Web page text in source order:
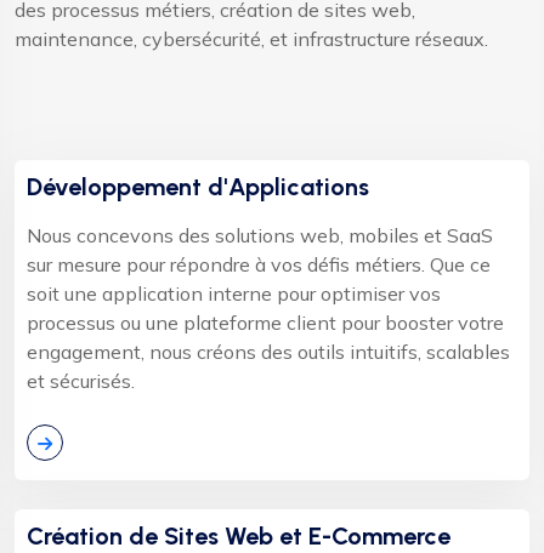
des processus métiers, création de sites web,
maintenance, cybersécurité, et infrastructure réseaux.
Développement d'Applications
Nous concevons des solutions web, mobiles et SaaS
sur mesure pour répondre à vos défis métiers. Que ce
soit une application interne pour optimiser vos
processus ou une plateforme client pour booster votre
engagement, nous créons des outils intuitifs, scalables
et sécurisés.
Création de Sites Web et E-Commerce